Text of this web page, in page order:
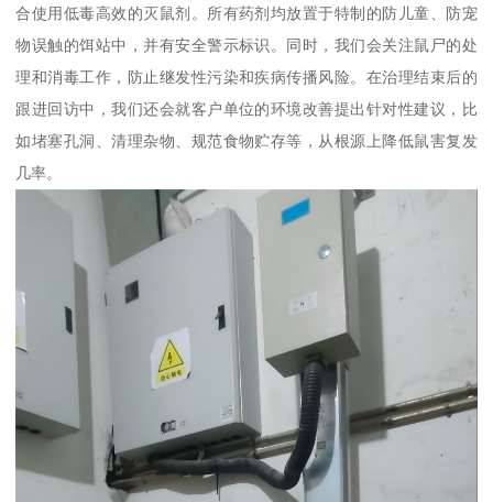
合使用低毒高效的灭鼠剂。所有药剂均放置于特制的防儿童、防宠
物误触的饵站中，并有安全警示标识。同时，我们会关注鼠尸的处
理和消毒工作，防止继发性污染和疾病传播风险。在治理结束后的
跟进回访中，我们还会就客户单位的环境改善提出针对性建议，比
如堵塞孔洞、清理杂物、规范食物贮存等，从根源上降低鼠害复发
几率。